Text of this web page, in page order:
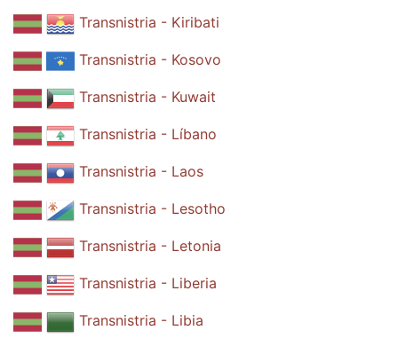
Transnistria - Kiribati
Transnistria - Kosovo
Transnistria - Kuwait
Transnistria - Líbano
Transnistria - Laos
Transnistria - Lesotho
Transnistria - Letonia
Transnistria - Liberia
Transnistria - Libia